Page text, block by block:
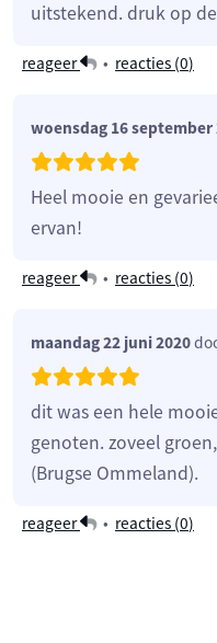
uitstekend. druk op
reageer • reacties (0)
woensdag 16 september
Heel mooie en
ervan!
reageer • reacties (0)
maandag 22 juni 2020
dit was een hele
genoten. zoveel
(Brugse Ommeland).
reageer • reacties (0)